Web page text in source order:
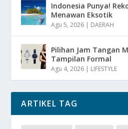
Indonesia Punya!
Menawan Eksotik
Agu 5, 2026 | DAERAH
Pilihan Jam Tangan
Tampilan Formal
Agu 4, 2026 | LIFESTYLE
ARTIKEL TAG